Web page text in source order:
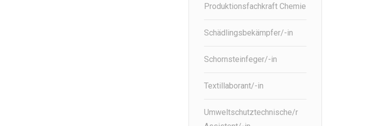
Produktionsfachkraft Chemie
Schädlingsbekämpfer/-in
Schornsteinfeger/-in
Textillaborant/-in
Umweltschutztechnische/r